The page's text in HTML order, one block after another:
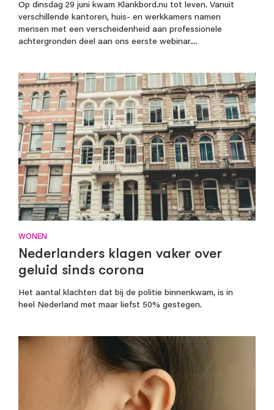
Op dinsdag 29 juni kwam Klankbord.nu tot leven. Vanuit
verschillende kantoren, huis- en werkkamers namen
mensen met een verscheidenheid aan professionele
achtergronden deel aan ons eerste webinar....
WONEN
Nederlanders klagen vaker over
geluid sinds corona
Het aantal klachten dat bij de politie binnenkwam, is in
heel Nederland met maar liefst 50% gestegen.